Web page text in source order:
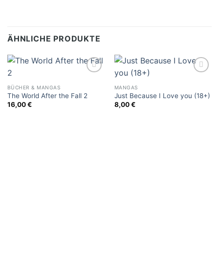
ÄHNLICHE PRODUKTE
BÜCHER & MANGAS
The World After the Fall 2
16,00€
MANGAS
Just Because I Love you (18+)
8,00€